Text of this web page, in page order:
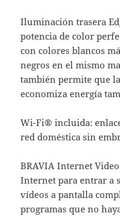
Iluminación trasera
potencia de color
con colores blancos
negros en el mismo
también permite que
economiza energía
Wi-Fi® incluida:
red doméstica sin
BRAVIA Internet
Internet para entrar a
vídeos a pantalla
programas que no